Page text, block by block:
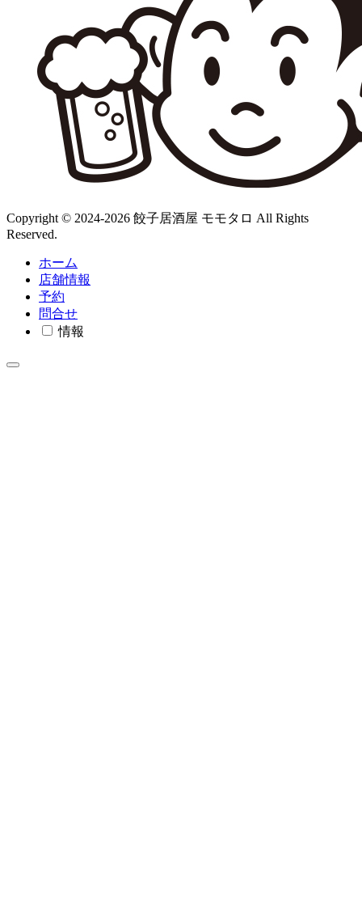
Copyright © 2024-2026 餃子居酒屋 モモタロ All Rights
Reserved.
ホーム
店舗情報
予約
問合せ
情報